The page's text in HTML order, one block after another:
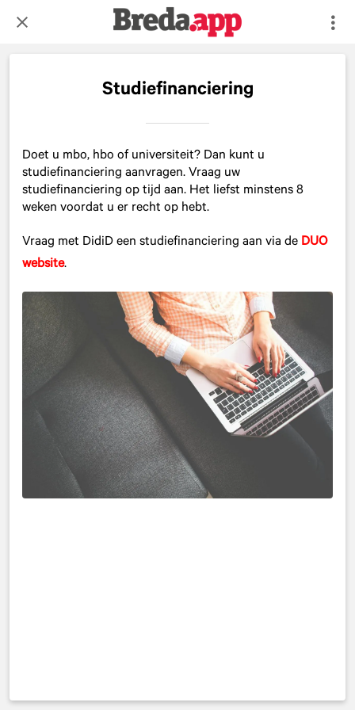
Studiefinanciering
Doet u mbo, hbo of universiteit? Dan kunt u
studiefinanciering aanvragen. Vraag uw
studiefinanciering op tijd aan. Het liefst minstens 8
weken voordat u er recht op hebt.
Vraag met DidiD een studiefinanciering aan via de DUO
website.